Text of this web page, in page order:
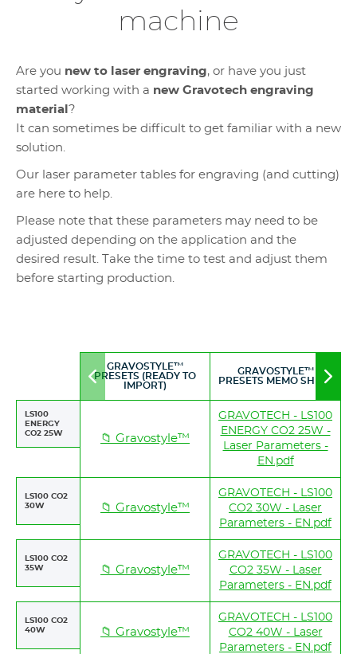
machine
Are you new to laser engraving, or have you just
started working with a new Gravotech engraving
material ?
It can sometimes be difficult to get familiar with a new
solution.
Our laser parameter tables for engraving (and cutting)
are here to help.
Please note that these parameters may need to be
adjusted depending on the application and the
desired result. Take the time to test and adjust them
before starting production.
Move
GRAVOSTYLE™
PRESETS (READY TO
IMPORT)
GRAVOSTYLE™
PRESETS MEMO SHEET
LS100
ENERGY
CO2 25W
📁 Gravostyle™
GRAVOTECH - LS100
ENERGY CO2 25W -
Laser Parameters -
EN.pdf
LS100 CO2
30W
📁 Gravostyle™
GRAVOTECH - LS100
CO2 30W - Laser
Parameters - EN.pdf
LS100 CO2
35W
📁 Gravostyle™
GRAVOTECH - LS100
CO2 35W - Laser
Parameters - EN.pdf
LS100 CO2
40W
📁 Gravostyle™
GRAVOTECH - LS100
CO2 40W - Laser
Parameters - EN.pdf